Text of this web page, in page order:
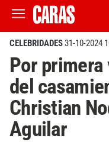
CELEBRIDADES31-10-2024
Por primera
del
Christian
Aguilar